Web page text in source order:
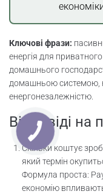
Ключові фрази:
енергія для
домашнього
домашньою системою,
енергонезалежністю.
Відповіді на
Скільки коштує
який термін
Формула проста:
економію